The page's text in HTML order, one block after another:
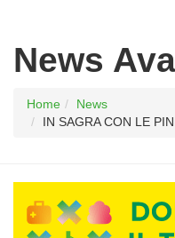
News
Home
News
IN SAGRA CON LE